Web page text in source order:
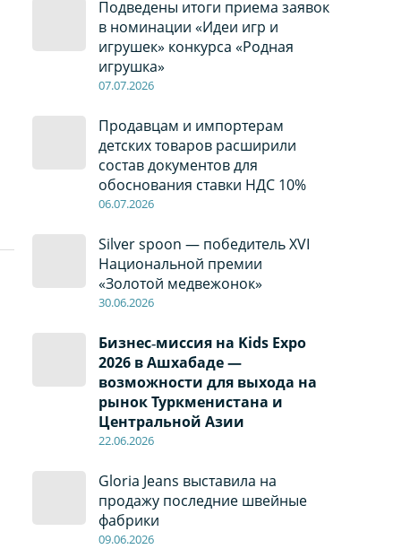
Подведены итоги приема заявок
в номинации «Идеи игр и
игрушек» конкурса «Родная
игрушка»
07.07.2026
Продавцам и импортерам
детских товаров расширили
состав документов для
обоснования ставки НДС 10%
06.07.2026
Silver spoon — победитель XVI
Национальной премии
«Золотой медвежонок»
30.06.2026
Бизнес‑миссия на Kids Expo
2026 в Ашхабаде —
возможности для выхода на
рынок Туркменистана и
Центральной Азии
22.06.2026
Gloria Jeans выставила на
продажу последние швейные
фабрики
09.06.2026